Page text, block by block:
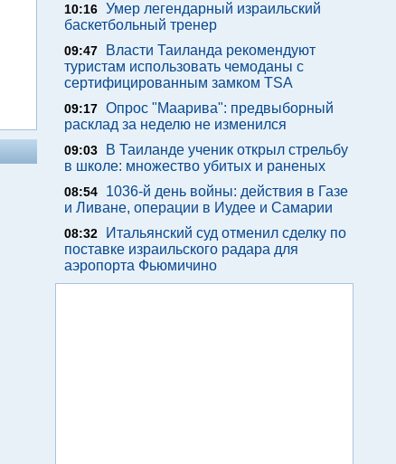
10:16 Умер легендарный израильский
баскетбольный тренер
09:47
Власти Таиланда рекомендуют
туристам использовать чемоданы с
сертифицированным замком TSA
09:17 Опрос "Mаарива": предвыборный
расклад за неделю не изменился
09:03
В Таиланде ученик открыл стрельбу
в школе: множество убитых и раненых
08:54
1036-й день войны: действия в Газе
и Ливане, операции в Иудее и Самарии
08:32
Итальянский суд отменил сделку по
поставке израильского радара для
аэропорта Фьюмичино